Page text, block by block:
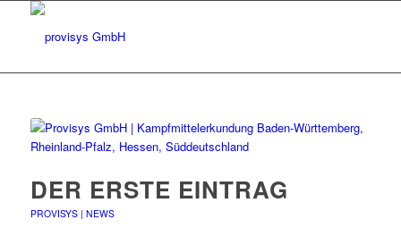
DER ERSTE EINTRAG
PROVISYS | NEWS